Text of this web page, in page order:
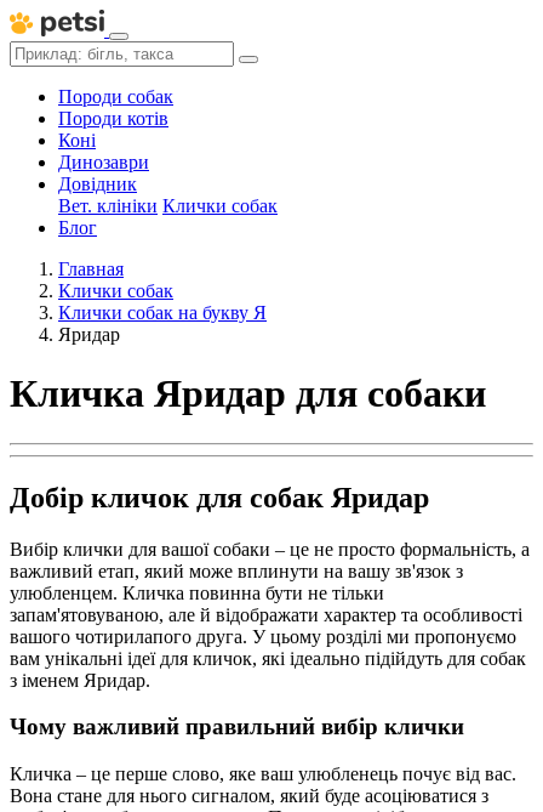
Породи собак
Породи котів
Коні
Динозаври
Довідник
Вет. клініки Клички собак
Блог
Главная
Клички собак
Клички собак на букву Я
Яридар
Кличка Яридар для собаки
Добір кличок для собак Яридар
Вибір клички для вашої собаки – це не просто формальність, а
важливий етап, який може вплинути на вашу зв'язок з
улюбленцем. Кличка повинна бути не тільки
запам'ятовуваною, але й відображати характер та особливості
вашого чотирилапого друга. У цьому розділі ми пропонуємо
вам унікальні ідеї для кличок, які ідеально підійдуть для собак
з іменем Яридар.
Чому важливий правильний вибір клички
Кличка – це перше слово, яке ваш улюбленець почує від вас.
Вона стане для нього сигналом, який буде асоціюватися з